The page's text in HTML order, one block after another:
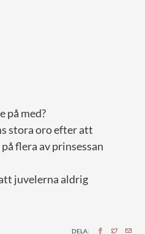
på med?
stora oro efter att
flera av prinsessan
juvelerna aldrig
DELA: